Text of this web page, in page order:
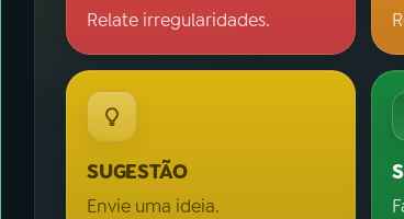
Relate irregularidades.
SUGESTÃO
Envie uma ideia.